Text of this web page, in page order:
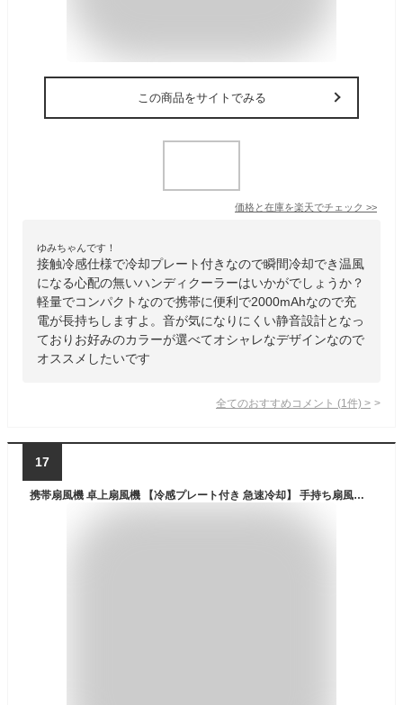
この商品をサイトでみる
価格と在庫を楽天でチェック >>
ゆみちゃんです！
接触冷感仕様で冷却プレート付きなので瞬間冷却でき温風
になる心配の無いハンディクーラーはいかがでしょうか？
軽量でコンパクトなので携帯に便利で2000mAhなので充
電が長持ちしますよ。音が気になりにくい静音設計となっ
ておりお好みのカラーが選べてオシャレなデザインなので
オススメしたいです
全てのおすすめコメント (1 件) >
17
携帯扇風機 卓上扇風機 【冷感プレート付き 急速冷却】 手持ち扇風機 高速モーター 強力 涼しい 3段階風量調節 usb充電式 ハンディファン 3200mAh大容量 10時間連続送風 カラビナ/スタンド付き 超軽量 小型 扇風機 携帯 ミニファン 熱中症対策 静音 ハンディ扇風機 花火大会/スポーツ観戦/アウトドア/オフィス/テレワークなどに適用 (ネイビー)